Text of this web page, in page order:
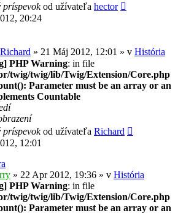
príspevokod užívateľa hector
20:24
Richard » 21 Máj 2012, 12:01 » v História
PHP Warning: in file
twig/twig/lib/Twig/Extension/Core.php
Parameter must be an array or an
Countable
príspevokod užívateľa Richard
12:01
» 22 Apr 2012, 19:36 » v História
PHP Warning: in file
twig/twig/lib/Twig/Extension/Core.php
Parameter must be an array or an